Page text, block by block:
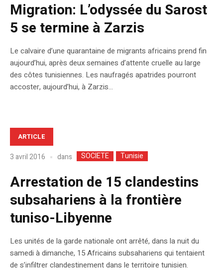
Migration: L’odyssée du Sarost
5 se termine à Zarzis
Le calvaire d’une quarantaine de migrants africains prend fin
aujourd’hui, après deux semaines d’attente cruelle au large
des côtes tunisiennes. Les naufragés apatrides pourront
accoster, aujourd’hui, à Zarzis…
ARTICLE
3 avril 2016 dans SOCIETE Tunisie
Arrestation de 15 clandestins
subsahariens à la frontière
tuniso-Libyenne
Les unités de la garde nationale ont arrêté, dans la nuit du
samedi à dimanche, 15 Africains subsahariens qui tentaient
de s’infiltrer clandestinement dans le territoire tunisien.